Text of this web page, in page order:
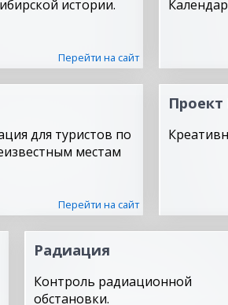
истории.
Перейти на сайт
для туристов по
местам
Перейти на сайт
Радиация
Контроль радиационной
обстановки.